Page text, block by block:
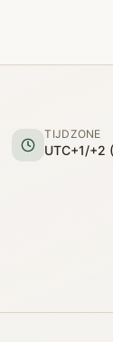
TIJDZONE
UTC+1/+2